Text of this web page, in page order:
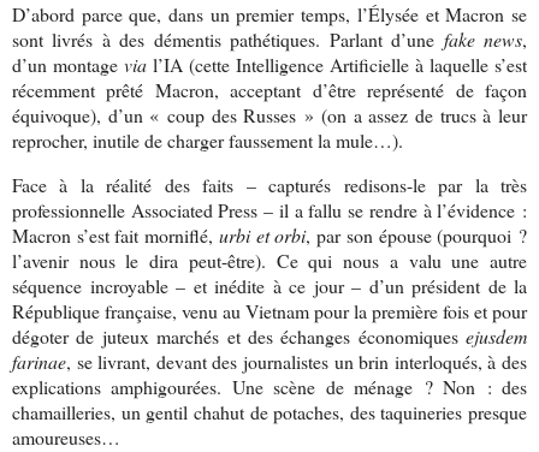
D’abord parce que, dans un premier temps, l’Élysée et Macron se
sont livrés à des démentis pathétiques. Parlant d’une fake news,
d’un montage via l’IA (cette Intelligence Artificielle à laquelle s’est
récemment prêté Macron, acceptant d’être représenté de façon
équivoque), d’un « coup des Russes » (on a assez de trucs à leur
reprocher, inutile de charger faussement la mule…).
Face à la réalité des faits – capturés redisons-le par la très
professionnelle Associated Press – il a fallu se rendre à l’évidence :
Macron s’est fait morniflé, urbi et orbi, par son épouse (pourquoi ?
l’avenir nous le dira peut-être). Ce qui nous a valu une autre
séquence incroyable – et inédite à ce jour – d’un président de la
République française, venu au Vietnam pour la première fois et pour
dégoter de juteux marchés et des échanges économiques ejusdem
farinae, se livrant, devant des journalistes un brin interloqués, à des
explications amphigourées. Une scène de ménage ? Non : des
chamailleries, un gentil chahut de potaches, des taquineries presque
amoureuses…